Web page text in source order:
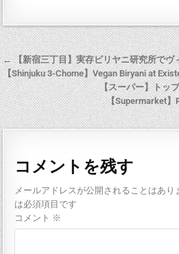
← 【新宿三丁目】実存ビリヤニ研究所でヴ
【Shinjuku 3-Chome】Vegan Biryani at
【スーパー】トッ
【Supermarket】
コメントを残す
メールアドレスが公開されることはあり
は必須項目です
コメント ※